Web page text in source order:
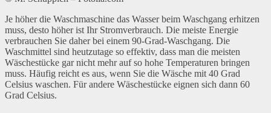
Je höher die Waschmaschine das Wasser beim Waschgang erhitzen
muss, desto höher ist Ihr Stromverbrauch. Die meiste Energie
verbrauchen Sie daher bei einem 90-Grad-Waschgang. Die
Waschmittel sind heutzutage so effektiv, dass man die meisten
Wäschestücke gar nicht mehr auf so hohe Temperaturen bringen
muss. Häufig reicht es aus, wenn Sie die Wäsche mit 40 Grad
Celsius waschen. Für andere Wäschestücke eignen sich dann 60
Grad Celsius.